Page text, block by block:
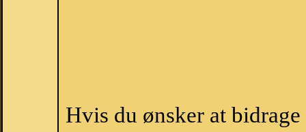
Hvis du ønsker at